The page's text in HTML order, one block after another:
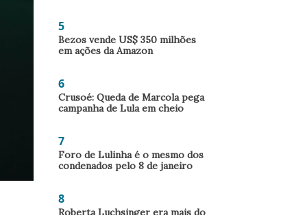
5
Bezos vende US$ 350 milhões
em ações da Amazon
6
Crusoé: Queda de Marcola pega
campanha de Lula em cheio
7
Foro de Lulinha é o mesmo dos
condenados pelo 8 de janeiro
8
Roberta Luchsinger era mais do